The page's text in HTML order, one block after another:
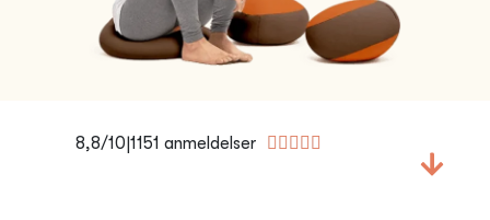
8,8/10|1151 anmeldelser     